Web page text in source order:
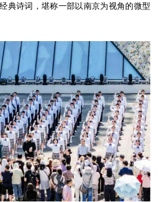
典诗词，堪称一部以南京为视角的微型